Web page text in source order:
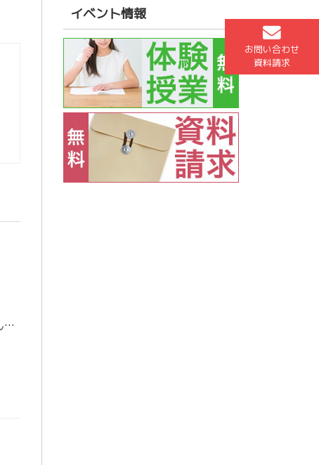
お問い合わせ
資料請求
こんにちは！高2担当の寺西です。 7月に入り、本格的に暑くなってきましたね。皆さんはいかがお過ごしですか？ 私は6月の期末試験が終わった後、東京や北海道など各地へ旅行に行ってリフレッシュしてきました！美味しいものを食べた […]
イベント情報